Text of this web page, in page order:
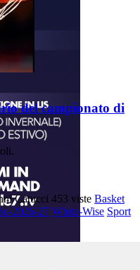
del campionato di
Catucci 453 viste Basket
2026-27 White-Wise Sport